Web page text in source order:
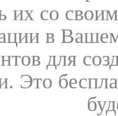
их со
в
для
Это